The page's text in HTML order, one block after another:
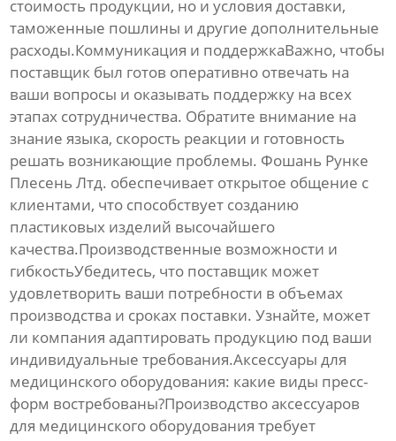
стоимость продукции, но и условия доставки,
таможенные пошлины и другие дополнительные
расходы.Коммуникация и поддержкаВажно, чтобы
поставщик был готов оперативно отвечать на
ваши вопросы и оказывать поддержку на всех
этапах сотрудничества. Обратите внимание на
знание языка, скорость реакции и готовность
решать возникающие проблемы. Фошань Рунке
Плесень Лтд. обеспечивает открытое общение с
клиентами, что способствует созданию
пластиковых изделий высочайшего
качества.Производственные возможности и
гибкостьУбедитесь, что поставщик может
удовлетворить ваши потребности в объемах
производства и сроках поставки. Узнайте, может
ли компания адаптировать продукцию под ваши
индивидуальные требования.Аксессуары для
медицинского оборудования: какие виды пресс-
форм востребованы?Производствоаксессуаров
для медицинского оборудования требует